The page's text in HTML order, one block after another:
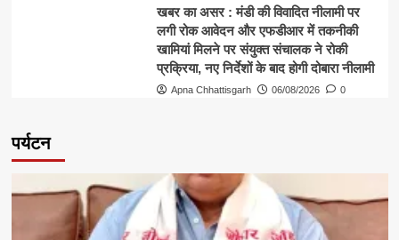
खबर का असर : मंडी की विवादित नीलामी पर
लगी रोक आवेदन और एफडीआर में तकनीकी
खामियां मिलने पर संयुक्त संचालक ने रोकी
प्रक्रिया, नए निर्देशों के बाद होगी दोबारा नीलामी
Apna Chhattisgarh 06/08/2026 0
पर्यटन